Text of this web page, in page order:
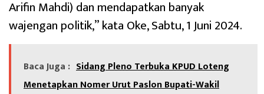
Arifin Mahdi) dan mendapatkan banyak
wajengan politik,” kata Oke, Sabtu, 1 Juni 2024.
Baca Juga : Sidang Pleno Terbuka KPUD Loteng
Menetapkan Nomer Urut Paslon Bupati-Wakil